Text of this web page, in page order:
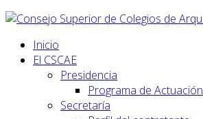
Inicio
El CSCAE
Presidencia
Programa de Actuación
Secretaría